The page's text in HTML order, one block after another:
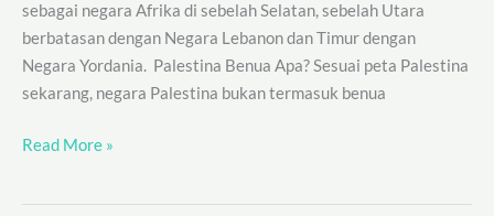
sebagai negara Afrika di sebelah Selatan, sebelah Utara
berbatasan dengan Negara Lebanon dan Timur dengan
Negara Yordania. Palestina Benua Apa? Sesuai peta Palestina
sekarang, negara Palestina bukan termasuk benua
Read More »